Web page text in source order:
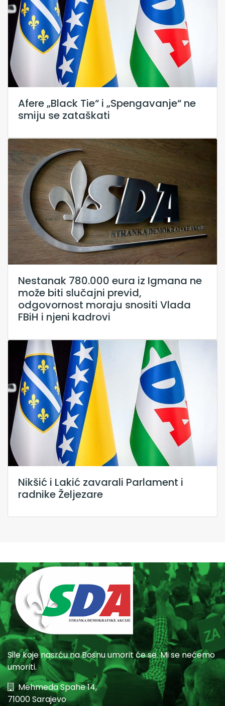
Afere „Black Tie“ i „Spengavanje“ ne
smiju se zataškati
Nestanak 780.000 eura iz Igmana ne
može biti slučajni previd,
odgovornost moraju snositi Vlada
FBiH i njeni kadrovi
Nikšić i Lakić zavarali Parlament i
radnike Željezare
Sile koje nasrću na Bosnu umorit će se. Mi se nećemo
umoriti.
Mehmeda Spahe 14,
71000 Sarajevo